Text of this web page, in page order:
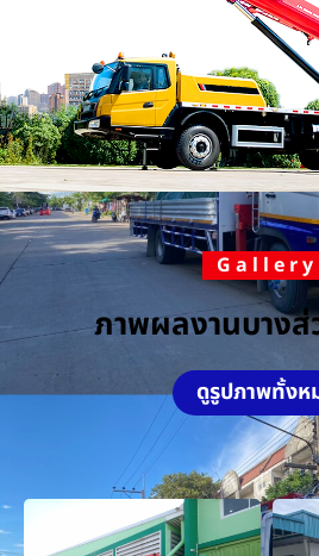
Gallery
ภาพผลงานบางส่
ดูรูปภาพทั้งห